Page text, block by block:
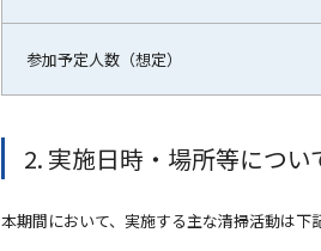
参加予定人数（想定）
2. 実施日時・場所等につい
本期間において、実施する主な清掃活動は下